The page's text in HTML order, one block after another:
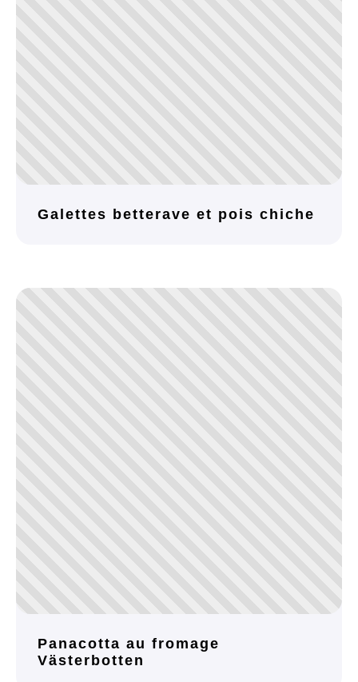
Galettes betterave et pois chiche
Panacotta au fromage
Västerbotten